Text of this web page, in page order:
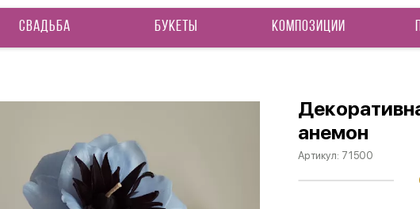
СВАДЬБА БУКЕТЫ КОМПОЗИЦИИ
анемон
Артикул: 71500